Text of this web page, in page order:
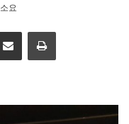
요
이메일